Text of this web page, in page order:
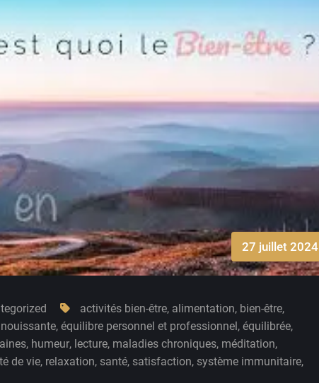
27 juillet 2024
activités bien-être, alimentation, bien-être,
, équilibre personnel et professionnel, équilibrée,
, humeur, lecture, maladies chroniques, méditation,
de vie, relaxation, santé, satisfaction, système immunitaire,